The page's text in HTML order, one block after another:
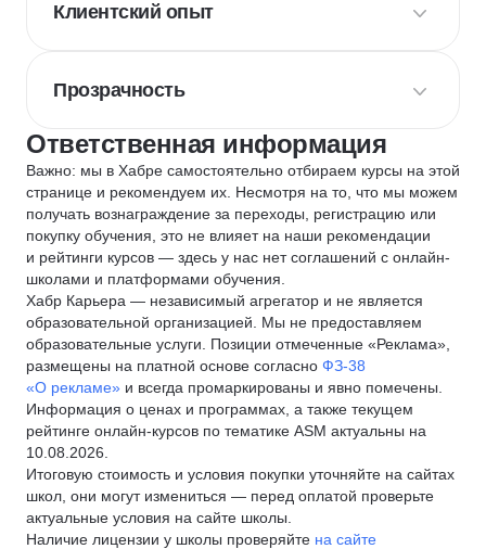
Клиентский опыт
Прозрачность
Ответственная информация
Важно: мы в Хабре самостоятельно отбираем курсы на этой
странице и рекомендуем их. Несмотря на то, что мы можем
получать вознаграждение за переходы, регистрацию или
покупку обучения, это не влияет на наши рекомендации
и рейтинги курсов — здесь у нас нет соглашений с онлайн-
школами и платформами обучения.
Хабр Карьера — независимый агрегатор и не является
образовательной организацией. Мы не предоставляем
образовательные услуги. Позиции отмеченные «Реклама»,
размещены на платной основе согласно ФЗ-38
«О рекламе» и всегда промаркированы и явно помечены.
Информация о ценах и программах, а также текущем
рейтинге онлайн-курсов по тематике ASM актуальны на
10.08.2026.
Итоговую стоимость и условия покупки уточняйте на сайтах
школ, они могут измениться — перед оплатой проверьте
актуальные условия на сайте школы.
Наличие лицензии у школы проверяйте на сайте